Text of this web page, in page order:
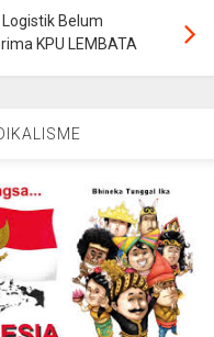
Belum
KPU LEMBATA